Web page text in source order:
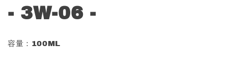
- 3W-06 -
容量：100ML